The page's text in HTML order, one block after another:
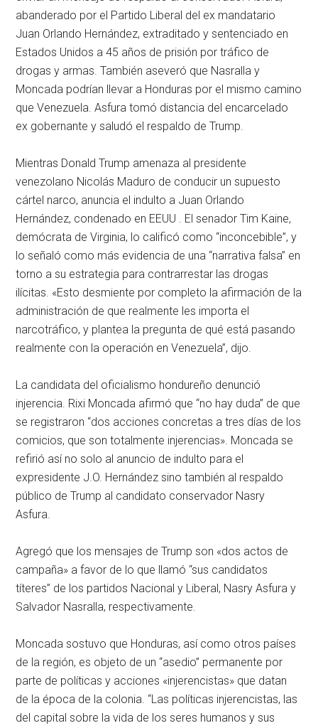
abanderado por el Partido Liberal del ex mandatario
Juan Orlando Hernández, extraditado y sentenciado en
Estados Unidos a 45 años de prisión por tráfico de
drogas y armas. También aseveró que Nasralla y
Moncada podrían llevar a Honduras por el mismo camino
que Venezuela. Asfura tomó distancia del encarcelado
ex gobernante y saludó el respaldo de Trump.
Mientras Donald Trump amenaza al presidente
venezolano Nicolás Maduro de conducir un supuesto
cártel narco, anuncia el indulto a Juan Orlando
Hernández, condenado en EEUU . El senador Tim Kaine,
demócrata de Virginia, lo calificó como “inconcebible”, y
lo señaló como más evidencia de una “narrativa falsa” en
torno a su estrategia para contrarrestar las drogas
ilícitas. «Esto desmiente por completo la afirmación de la
administración de que realmente les importa el
narcotráfico, y plantea la pregunta de qué está pasando
realmente con la operación en Venezuela”, dijo.
La candidata del oficialismo hondureño denunció
injerencia. Rixi Moncada afirmó que “no hay duda” de que
se registraron “dos acciones concretas a tres días de los
comicios, que son totalmente injerencias». Moncada se
refirió así no solo al anuncio de indulto para el
expresidente J.O. Hernández sino también al respaldo
público de Trump al candidato conservador Nasry
Asfura.
Agregó que los mensajes de Trump son «dos actos de
campaña» a favor de lo que llamó “sus candidatos
títeres” de los partidos Nacional y Liberal, Nasry Asfura y
Salvador Nasralla, respectivamente.
Moncada sostuvo que Honduras, así como otros países
de la región, es objeto de un “asedio” permanente por
parte de políticas y acciones «injerencistas» que datan
de la época de la colonia. “Las políticas injerencistas, las
del capital sobre la vida de los seres humanos y sus